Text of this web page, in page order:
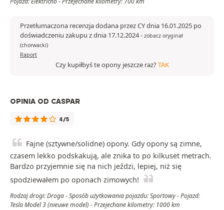
Przetłumaczona recenzja dodana przez CY dnia 16.01.2025 po
doświadczeniu zakupu z dnia 17.12.2024- zobacz oryginał
(chorwacki)
Raport
Czy kupiłbyś te opony jeszcze raz?TAK
OPINIA OD CASPAR
4/5
Fajne (sztywne/solidne) opony. Gdy opony są zimne,
czasem lekko podskakują, ale znika to po kilkuset metrach.
Bardzo przyjemnie się na nich jeździ, lepiej, niż się
spodziewałem po oponach zimowych!
Rodzaj drogi: Droga - Sposób użytkowania pojazdu: Sportowy - Pojazd:
Tesla Model 3 (nieuwe model) - Przejechane kilometry: 1000 km